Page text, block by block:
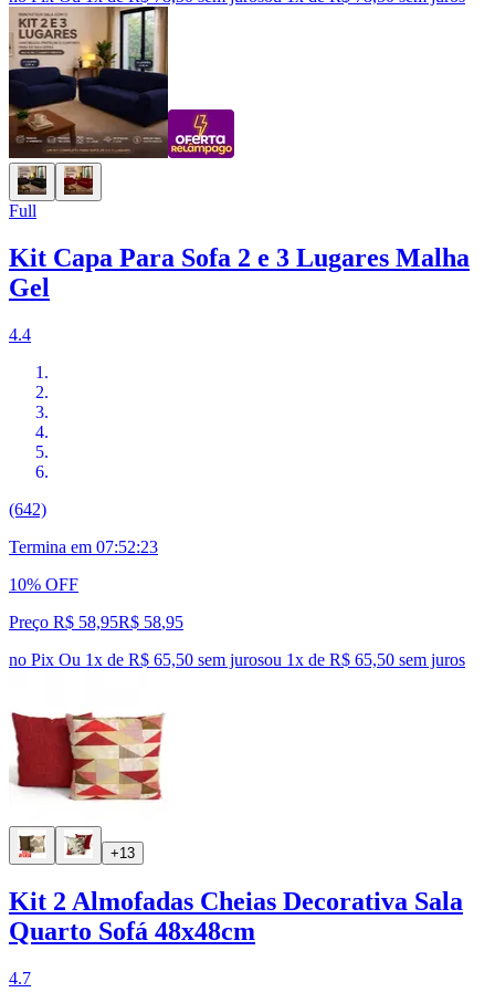
Full
Kit Capa Para Sofa 2 e 3 Lugares Malha
Gel
4.4
(642)
Termina em 07:52:22
10% OFF
Preço R$ 58,95R$ 58,95
no Pix Ou 1x de R$ 65,50 sem jurosou 1x de R$ 65,50 sem juros
+13
Kit 2 Almofadas Cheias Decorativa Sala
Quarto Sofá 48x48cm
4.7